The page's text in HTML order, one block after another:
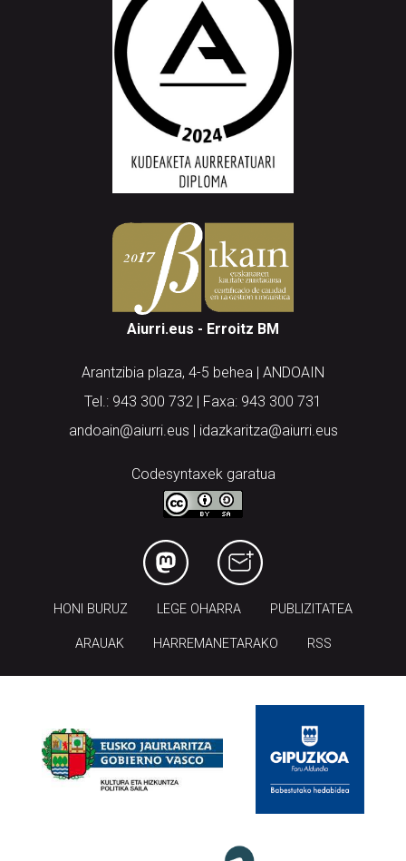
Aiurri.eus - Erroitz BM
Arantzibia plaza, 4-5 behea | ANDOAIN
Tel.: 943 300 732 | Faxa: 943 300 731
andoain@aiurri.eus | idazkaritza@aiurri.eus
Codesyntaxek garatua
HONI BURUZ LEGE OHARRA PUBLIZITATEA
ARAUAK HARREMANETARAKO RSS